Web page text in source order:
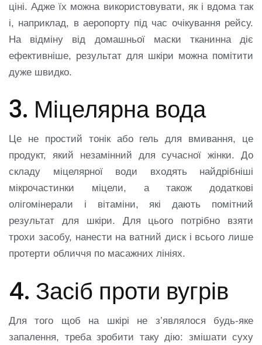
ціні. Адже їх можна використовувати, як і вдома так
і, наприклад, в аеропорту під час очікування рейсу.
На відміну від домашньої маски тканинна діє
ефективніше, результат для шкіри можна помітити
дуже швидко.
3. Міцелярна вода
Це не простий тонік або гель для вмивання, це
продукт, який незамінний для сучасної жінки. До
складу міцелярної води входять найдрібніші
мікрочастинки міцели, а також додаткові
олігомінерали і вітаміни, які дають помітний
результат для шкіри. Для цього потрібно взяти
трохи засобу, нанести на ватний диск і всього лише
протерти обличчя по масажних лініях.
4. Засіб проти вугрів
Для того щоб на шкірі не з’являлося будь-яке
запалення, треба зробити таку дію: змішати суху